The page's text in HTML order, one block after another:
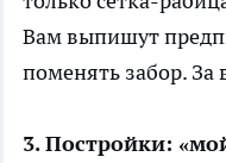
Вам выпишут
поменять забор. За
3. Постройки: